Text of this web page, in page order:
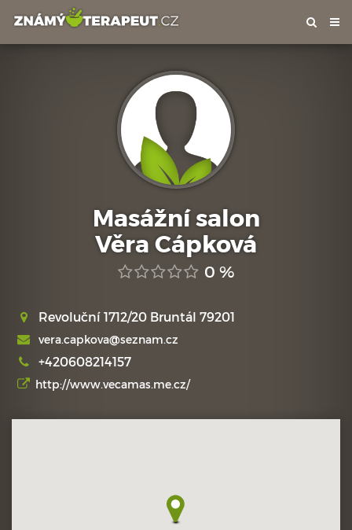
Masážní salon
Věra Cápková
0 %
Revoluční 1712/20 Bruntál 79201
vera.capkova@seznam.cz
+420608214157
http://www.vecamas.me.cz/